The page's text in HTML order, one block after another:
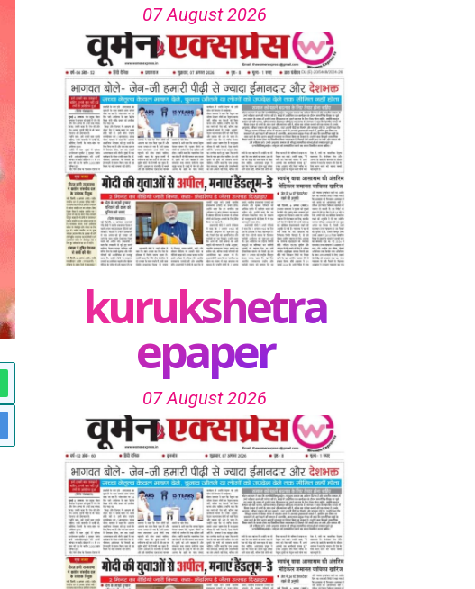
07 August 2026
kurukshetra
epaper
07 August 2026